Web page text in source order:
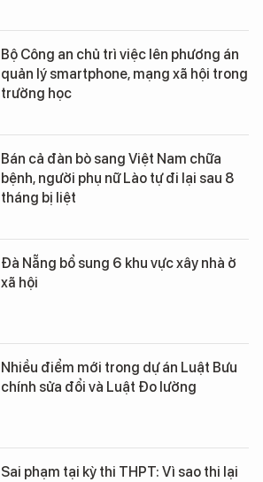
Bộ Công an chủ trì việc lên phương án
quản lý smartphone, mạng xã hội trong
trường học
Bán cả đàn bò sang Việt Nam chữa
bệnh, người phụ nữ Lào tự đi lại sau 8
tháng bị liệt
Đà Nẵng bổ sung 6 khu vực xây nhà ở
xã hội
Nhiều điểm mới trong dự án Luật Bưu
chính sửa đổi và Luật Đo lường
Sai phạm tại kỳ thi THPT: Vì sao thi lại